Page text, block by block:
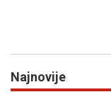
Najnovije